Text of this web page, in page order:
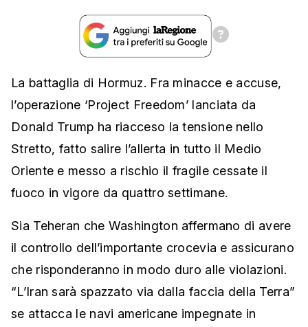
La battaglia di Hormuz. Fra minacce e accuse,
l’operazione ‘Project Freedom’ lanciata da
Donald Trump ha riacceso la tensione nello
Stretto, fatto salire l’allerta in tutto il Medio
Oriente e messo a rischio il fragile cessate il
fuoco in vigore da quattro settimane.
Sia Teheran che Washington affermano di avere
il controllo dell’importante crocevia e assicurano
che risponderanno in modo duro alle violazioni.
“L’Iran sarà spazzato via dalla faccia della Terra”
se attacca le navi americane impegnate in